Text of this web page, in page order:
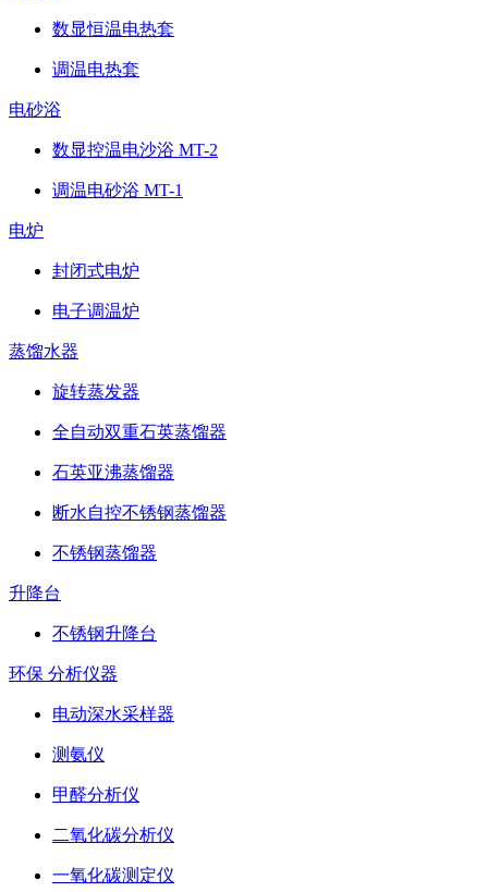
数显恒温电热套
调温电热套
电砂浴
数显控温电沙浴 MT-2
调温电砂浴 MT-1
电炉
封闭式电炉
电子调温炉
蒸馏水器
旋转蒸发器
全自动双重石英蒸馏器
石英亚沸蒸馏器
断水自控不锈钢蒸馏器
不锈钢蒸馏器
升降台
不锈钢升降台
环保 分析仪器
电动深水采样器
测氨仪
甲醛分析仪
二氧化碳分析仪
一氧化碳测定仪